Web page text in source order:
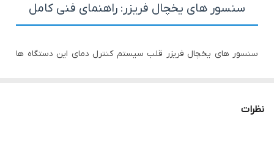
سنسور های یخچال فریزر: راهنمای فنی کامل
سنسور های یخچال فریزر قلب سیستم کنترل دمای این دستگاه ها
سیستم یخ زدایی و سایر اجزا هستند.
نظرات